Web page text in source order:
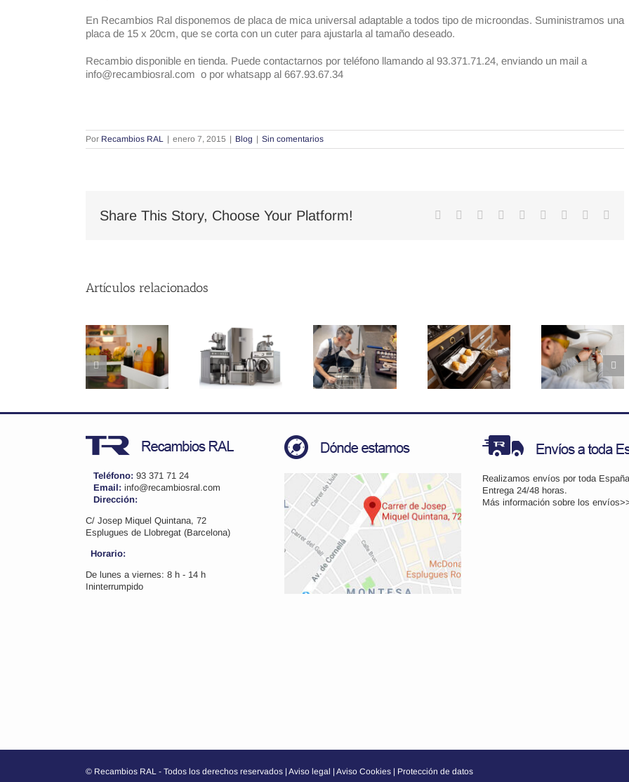
En Recambios Ral disponemos de placa de mica universal adaptable a todos tipo de microondas. Suministramos una
placa de 15 x 20cm, que se corta con un cuter para ajustarla al tamaño deseado.
Recambio disponible en tienda. Puede contactarnos por teléfono llamando al 93.371.71.24, enviando un mail a
info@recambiosral.com o por whatsapp al 667.93.67.34
Por Recambios RAL | enero 7, 2015 | Blog | Sin comentarios
Share This Story, Choose Your Platform! Facebook Reddit LinkedInWhatsApp
TumblrPinterest
Artículos relacionados
del
Cómo
elegir el
recambio
perfecto
electrodoméstico
¿Por qué
mi
lavavajillas
no
correctamente?
Soluciones
para
fugas de
tu horno
Piezas
clave en
calentadores
de agua,
prolongar
Teléfono: 93 371 71 24
Email: info@recambiosral.com
Dirección:
C/ Josep Miquel Quintana, 72
Esplugues de Llobregat (Barcelona)
Horario:
De lunes a viernes: 8 h - 14 h
Ininterrumpido
Realizamos envíos por toda
Entrega 24/48 horas.
Más información sobre los
© Recambios RAL - Todos los derechos reservados Aviso legal Aviso Cookies Protección de datos